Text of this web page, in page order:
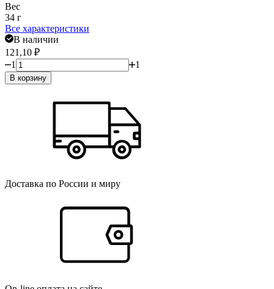
Вес
34 г
Все характеристики
В наличии
121,10 ₽
1
1
В корзину
Доставка по России и миру